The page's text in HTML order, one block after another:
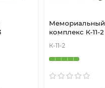
Мемориальный
комплекс К-11-2
К-11-2